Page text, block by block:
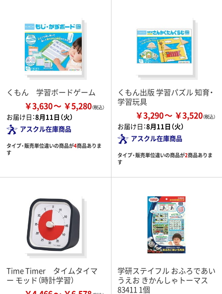
くもん 学習ボードゲーム
￥3,630 ￥5,280
お届け日：8月11日（火）
アスクル在庫商品
タイプ・販売単位違いの商品が4商品ありま
す
くもん出版 学習パズル 知育・
学習玩具
￥3,290 ￥3,520
お届け日：8月11日（火）
アスクル在庫商品
タイプ・販売単位違いの商品が2商品ありま
す
Time Timer タイムタイマ
ー モッド（時計学習）
学研ステイフル おふろであい
うえお きかんしゃトーマス
83411 1個